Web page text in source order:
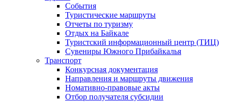
События
Туристические маршруты
Отчеты по туризму
Отдых на Байкале
Туристский информационный центр (ТИЦ)
Сувениры Южного Прибайкалья
Транспорт
Конкурсная документация
Направления и маршруты движения
Номативно-правовые акты
Отбор получателя субсидии